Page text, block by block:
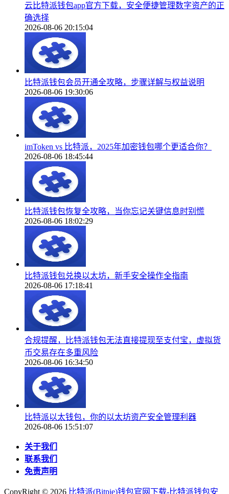
云比特派钱包app官方下载，安全便捷管理数字资产的正
确选择
2026-08-06 20:15:04
比特派钱包会员开通全攻略，步骤详解与权益说明
2026-08-06 19:30:06
imToken vs 比特派，2025年加密钱包哪个更适合你？
2026-08-06 18:45:44
比特派钱包恢复全攻略，当你忘记关键信息时别慌
2026-08-06 18:02:29
比特派钱包兑换以太坊，新手安全操作全指南
2026-08-06 17:18:41
合规提醒，比特派钱包无法直接提现至支付宝，虚拟货
币交易存在多重风险
2026-08-06 16:34:50
比特派以太钱包，你的以太坊资产安全管理利器
2026-08-06 15:51:07
关于我们
联系我们
免责声明
CopyRight © 2026 比特派(Bitpie)钱包官网下载-比特派钱包安